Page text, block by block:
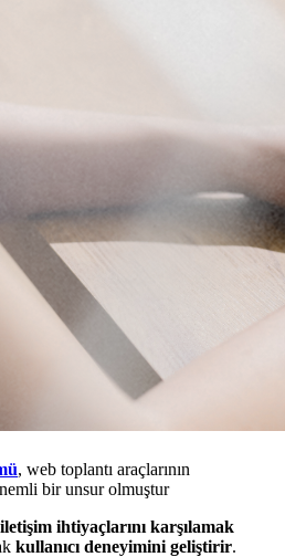
, web toplantı araçlarının
bir unsur olmuştur
iletişim ihtiyaçlarını karşılamak
kullanıcı deneyimini geliştirir.